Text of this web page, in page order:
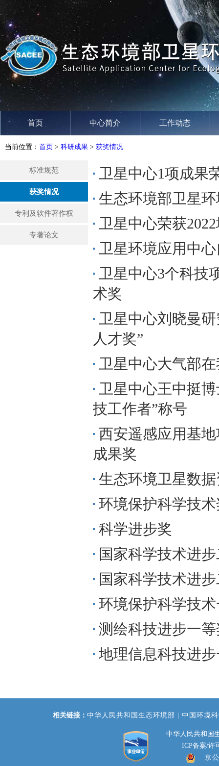
首页 中心简介 工作动态
当前位置： 首页 > 科研成果 > 获奖情况
标准规范
获奖情况
专利及软件著作权
专著论文
卫星中心1项成果
生态环境部卫星
卫星中心荣获
卫星环境应用中
卫星中心3个科技
术奖
卫星中心刘晓曼
人才奖”
卫星中心大气部
卫星中心王中挺
技工作者”称号
西安遥感应用基
成果奖
生态环境卫星数
环境保护科学技
科学进步奖
国家科学技术进
国家科学技术进
环境保护科学技
测绘科技进步一
地理信息科技进
相关链接： 中华人民共和国生态环境部 | 中国环境
中华人民共和国
ICP备案/许
京